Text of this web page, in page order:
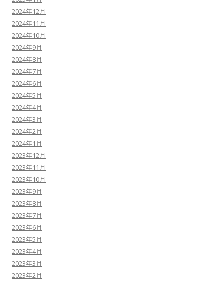
2024年12月
2024年11月
2024年10月
2024年9月
2024年8月
2024年7月
2024年6月
2024年5月
2024年4月
2024年3月
2024年2月
2024年1月
2023年12月
2023年11月
2023年10月
2023年9月
2023年8月
2023年7月
2023年6月
2023年5月
2023年4月
2023年3月
2023年2月